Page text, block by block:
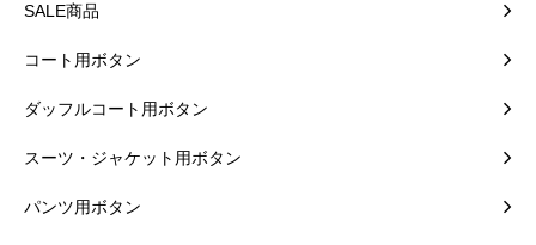
SALE商品
コート用ボタン
ダッフルコート用ボタン
スーツ・ジャケット用ボタン
パンツ用ボタン